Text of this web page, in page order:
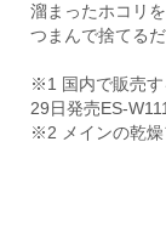
溜まったホコリ
つまんで捨てる
※1 国内で販売す
29日発売ES-W111
※2 メインの乾燥